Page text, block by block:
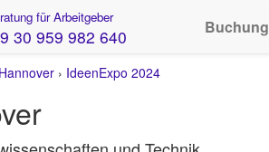
für Arbeitgeber
30 959 982 640 Buchung
Hannover › IdeenExpo 2024